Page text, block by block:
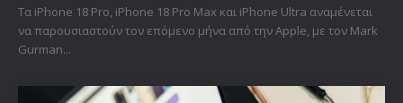
Τα iPhone 18 Pro, iPhone 18 Pro Max και iPhone Ultra αναμένεται
να παρουσιαστούν τον επόμενο μήνα από την Apple, με τον Mark
Gurman...